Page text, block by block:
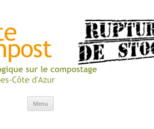
Menu